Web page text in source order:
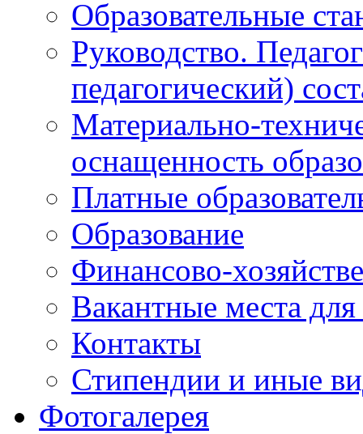
Образовательные
Руководство.
педагогический)
Материально-
оснащенность
Платные
Образование
Финансово-
Вакантные места
Контакты
Стипендии и иные
Фотогалерея